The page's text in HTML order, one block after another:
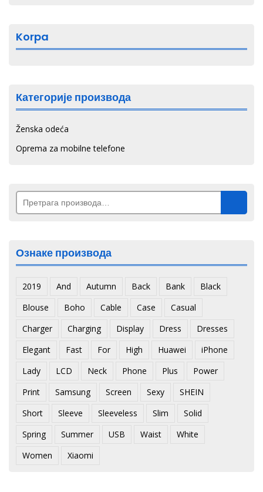
Korpa
Категорије производа
Ženska odeća
Oprema za mobilne telefone
Претрага
за:
Ознаке производа
2019 And Autumn Back Bank
Black
Blouse
Boho Cable Case
Casual
Charger
Charging Display Dress
Dresses
Elegant
Fast For High Huawei
iPhone
Lady
LCD Neck Phone Plus
Power
Print
Samsung Screen Sexy
SHEIN
Short
Sleeve Sleeveless Slim
Solid
Spring
Summer USB Waist
White
Women
Xiaomi